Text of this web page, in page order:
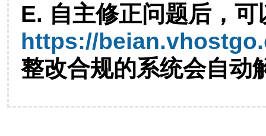
E. 自主修正问题后，可
https://
整改合规的系统会自动